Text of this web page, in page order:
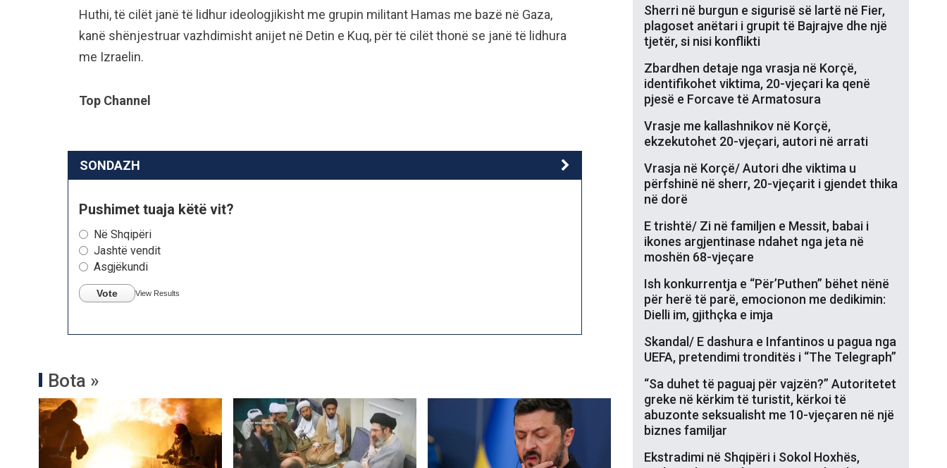
Huthi, të cilët janë të lidhur ideologjikisht me grupin militant Hamas me bazë në Gaza,
kanë shënjestruar vazhdimisht anijet në Detin e Kuq, për të cilët thonë se janë të lidhura
me Izraelin.
Top Channel
SONDAZH
Pushimet tuaja këtë vit?
Në Shqipëri
Jashtë vendit
Asgjëkundi
Vote View Results
Bota »
Sherri në burgun e sigurisë së lartë në Fier,
plagoset anëtari i grupit të Bajrajve dhe një
tjetër, si nisi konflikti
Zbardhen detaje nga vrasja në Korçë,
identifikohet viktima, 20-vjeçari ka qenë
pjesë e Forcave të Armatosura
Vrasje me kallashnikov në Korçë,
ekzekutohet 20-vjeçari, autori në arrati
Vrasja në Korçë/ Autori dhe viktima u
përfshinë në sherr, 20-vjeçarit i gjendet thika
në dorë
E trishtë/ Zi në familjen e Messit, babai i
ikones argjentinase ndahet nga jeta në
moshën 68-vjeçare
Ish konkurrentja e “Për’Puthen” bëhet nënë
për herë të parë, emocionon me dedikimin:
Dielli im, gjithçka e imja
Skandal/ E dashura e Infantinos u pagua nga
UEFA, pretendimi tronditës i “The Telegraph”
“Sa duhet të paguaj për vajzën?” Autoritetet
greke në kërkim të turistit, kërkoi të
abuzonte seksualisht me 10-vjeçaren në një
biznes familjar
Ekstradimi në Shqipëri i Sokol Hoxhës,